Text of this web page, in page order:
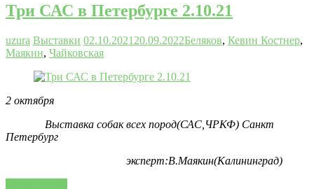
Три САС в Петербурге 2.10.21
uzura Выставки 02.10.2021 20.09.2022Беляков, Кевин Костнер,
Маякин, Чайковская
2 октября
Выставка собак всех пород(САС,ЧРКФ) Санкт
Петербург
эксперт:В.Маякин(Калининград)